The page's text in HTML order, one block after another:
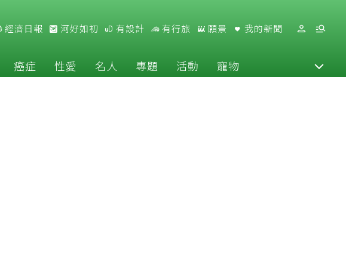
經濟日報 河好如初 有設計 有行旅 願景 我的新聞
癌症 性愛 名人 專題 活動 寵物